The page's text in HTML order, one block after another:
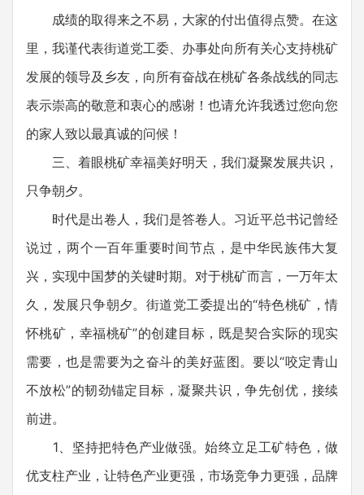
成绩的取得来之不易，大家的付出值得点赞。在这
里，我谨代表街道党工委、办事处向所有关心支持桃矿
发展的领导及乡友，向所有奋战在桃矿各条战线的同志
表示崇高的敬意和衷心的感谢！也请允许我透过您向您
的家人致以最真诚的问候！
三、着眼桃矿幸福美好明天，我们凝聚发展共识，
只争朝夕。
时代是出卷人，我们是答卷人。习近平总书记曾经
说过，两个一百年重要时间节点，是中华民族伟大复
兴，实现中国梦的关键时期。对于桃矿而言，一万年太
久，发展只争朝夕。街道党工委提出的“特色桃矿，情
怀桃矿，幸福桃矿”的创建目标，既是契合实际的现实
需要，也是需要为之奋斗的美好蓝图。要以“咬定青山
不放松”的韧劲锚定目标，凝聚共识，争先创优，接续
前进。
1、坚持把特色产业做强。始终立足工矿特色，做
优支柱产业，让特色产业更强，市场竞争力更强，品牌